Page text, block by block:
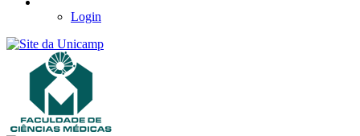
Login